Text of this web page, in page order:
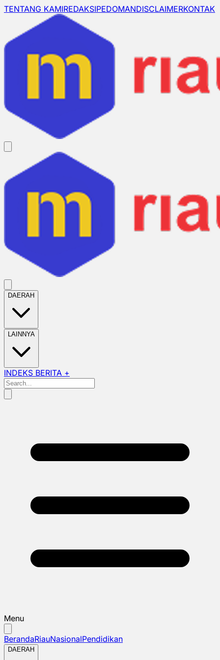
TENTANG KAMIREDAKSIPEDOMANDISCLAIMERKONTAK
DAERAH
LAINNYA
INDEKS BERITA +
Menu
BerandaRiauNasionalPendidikan
DAERAH